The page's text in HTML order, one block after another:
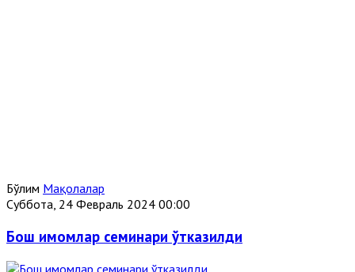
Бўлим Мақолалар
Суббота, 24 Февраль 2024 00:00
Бош имомлар семинари ўтказилди